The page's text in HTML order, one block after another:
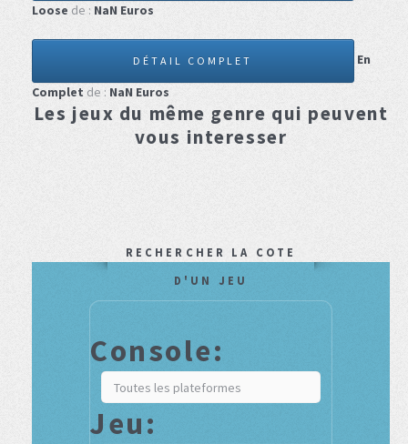
Loose de : NaN Euros
DÉTAIL COMPLET
En
Complet de : NaN Euros
Les jeux du même genre qui peuvent
vous interesser
RECHERCHER LA COTE
D'UN JEU
Console:
Jeu: